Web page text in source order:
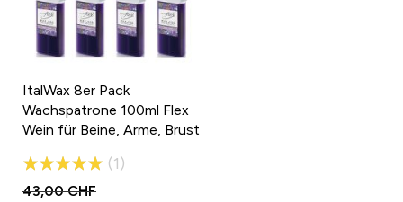
ItalWax 8er Pack
Wachspatrone 100ml Flex
Wein für Beine, Arme, Brust
Bewertung:
100%
1
43,00 CHF